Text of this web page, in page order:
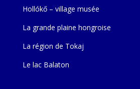
Hollókő – village musée
La grande plaine hongroise
La région de Tokaj
Le lac Balaton